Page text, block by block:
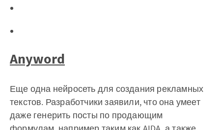
Anyword
Еще одна нейросеть для создания рекламных
текстов. Разработчики заявили, что она умеет
даже генерить посты по продающим